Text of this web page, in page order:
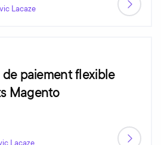
Lacaze
paiement flexible
Magento